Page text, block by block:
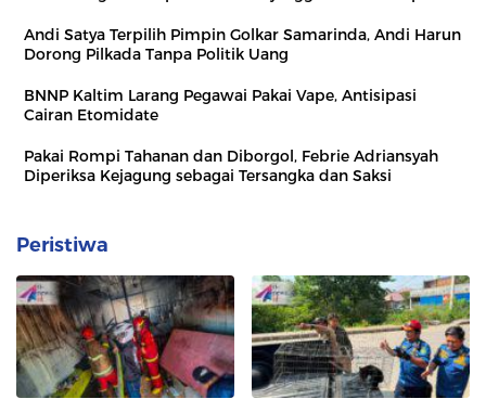
Andi Satya Terpilih Pimpin Golkar Samarinda, Andi Harun
Dorong Pilkada Tanpa Politik Uang
BNNP Kaltim Larang Pegawai Pakai Vape, Antisipasi
Cairan Etomidate
Pakai Rompi Tahanan dan Diborgol, Febrie Adriansyah
Diperiksa Kejagung sebagai Tersangka dan Saksi
Peristiwa